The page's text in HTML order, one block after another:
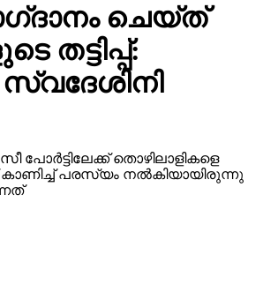
ചെയ്ത്
തട്ടിപ്പ്:
പോർട്ടിലേക്ക് തൊഴിലാളികളെ
പരസ്യം നൽകിയായിരുന്നു